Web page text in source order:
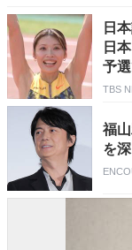
日
日
予
北
TBS
福
を